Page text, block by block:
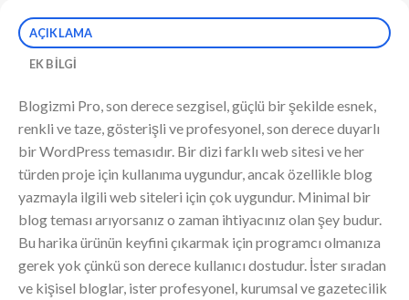
AÇIKLAMA
EK BILGI
Blogizmi Pro, son derece sezgisel, güçlü bir şekilde esnek,
renkli ve taze, gösterişli ve profesyonel, son derece duyarlı
bir WordPress temasıdır. Bir dizi farklı web sitesi ve her
türden proje için kullanıma uygundur, ancak özellikle blog
yazmayla ilgili web siteleri için çok uygundur. Minimal bir
blog teması arıyorsanız o zaman ihtiyacınız olan şey budur.
Bu harika ürünün keyfini çıkarmak için programcı olmanıza
gerek yok çünkü son derece kullanıcı dostudur. İster sıradan
ve kişisel bloglar, ister profesyonel, kurumsal ve gazetecilik